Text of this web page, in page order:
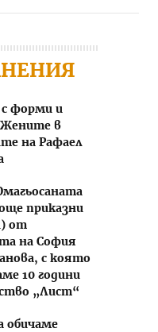
форми и
Жените в
на Рафаел
приказни
от
на София
с която
10 години
„Лист“
обичаме